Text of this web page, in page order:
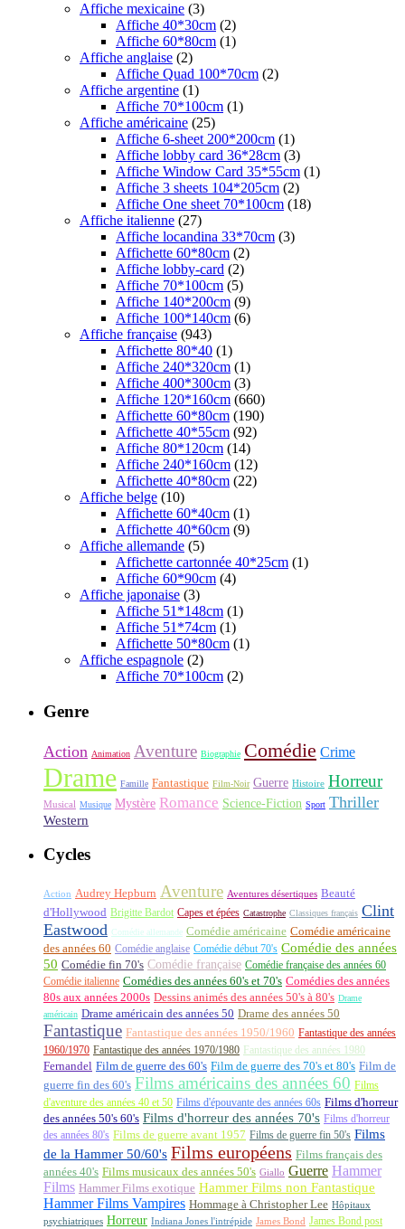
Affiche mexicaine (3)
Affiche 40*30cm (2)
Affiche 60*80cm (1)
Affiche anglaise (2)
Affiche Quad 100*70cm (2)
Affiche argentine (1)
Affiche 70*100cm (1)
Affiche américaine (25)
Affiche 6-sheet 200*200cm (1)
Affiche lobby card 36*28cm (3)
Affiche Window Card 35*55cm (1)
Affiche 3 sheets 104*205cm (2)
Affiche One sheet 70*100cm (18)
Affiche italienne (27)
Affiche locandina 33*70cm (3)
Affichette 60*80cm (2)
Affiche lobby-card (2)
Affiche 70*100cm (5)
Affiche 140*200cm (9)
Affiche 100*140cm (6)
Affiche française (943)
Affichette 80*40 (1)
Affiche 240*320cm (1)
Affiche 400*300cm (3)
Affiche 120*160cm (660)
Affichette 60*80cm (190)
Affichette 40*55cm (92)
Affiche 80*120cm (14)
Affiche 240*160cm (12)
Affichette 40*80cm (22)
Affiche belge (10)
Affichette 60*40cm (1)
Affichette 40*60cm (9)
Affiche allemande (5)
Affichette cartonnée 40*25cm (1)
Affiche 60*90cm (4)
Affiche japonaise (3)
Affiche 51*148cm (1)
Affiche 51*74cm (1)
Affichette 50*80cm (1)
Affiche espagnole (2)
Affiche 70*100cm (2)
Genre
Action Animation Aventure Biographie Comédie Crime
Drame Famille Fantastique Film-Noir Guerre Histoire Horreur
Musical Musique Mystère Romance Science-Fiction Sport Thriller
Western
Cycles
Action Audrey Hepburn Aventure Aventures désertiques Beauté
d'Hollywood Brigitte Bardot Capes et épées Catastrophe Classiques français Clint
Eastwood Comédie allemande Comédie américaine Comédie américaine
des années 60 Comédie anglaise Comédie début 70's Comédie des années
50 Comédie fin 70's Comédie française Comédie française des années 60
Comédie italienne Comédies des années 60's et 70's Comédies des années
80s aux années 2000s Dessins animés des années 50's à 80's Drame
américain Drame américain des années 50 Drame des années 50
Fantastique Fantastique des années 1950/1960 Fantastique des années
1960/1970 Fantastique des années 1970/1980 Fantastique des années 1980
Fernandel Film de guerre des 60's Film de guerre des 70's et 80's Film de
guerre fin des 60's Films américains des années 60 Films
d'aventure des années 40 et 50 Films d'épouvante des années 60s Films d'horreur
des années 50's 60's Films d'horreur des années 70's Films d'horreur
des années 80's Films de guerre avant 1957 Films de guerre fin 50's Films
de la Hammer 50/60's Films européens Films français des
années 40's Films musicaux des années 50's Giallo Guerre Hammer
Films Hammer Films exotique Hammer Films non Fantastique
Hammer Films Vampires Hommage à Christopher Lee Hôpitaux
psychiatriques Horreur Indiana Jones l'intrépide James Bond James Bond post